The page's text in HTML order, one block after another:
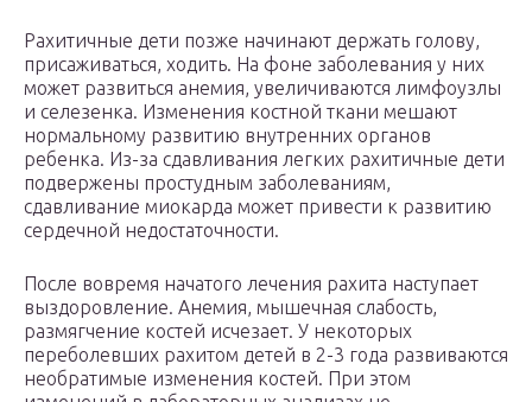
Рахитичные дети позже начинают держать голову,
присаживаться, ходить. На фоне заболевания у них
может развиться анемия, увеличиваются лимфоузлы
и селезенка. Изменения костной ткани мешают
нормальному развитию внутренних органов
ребенка. Из-за сдавливания легких рахитичные дети
подвержены простудным заболеваниям,
сдавливание миокарда может привести к развитию
сердечной недостаточности.
После вовремя начатого лечения рахита наступает
выздоровление. Анемия, мышечная слабость,
размягчение костей исчезает. У некоторых
переболевших рахитом детей в 2-3 года развиваются
необратимые изменения костей. При этом